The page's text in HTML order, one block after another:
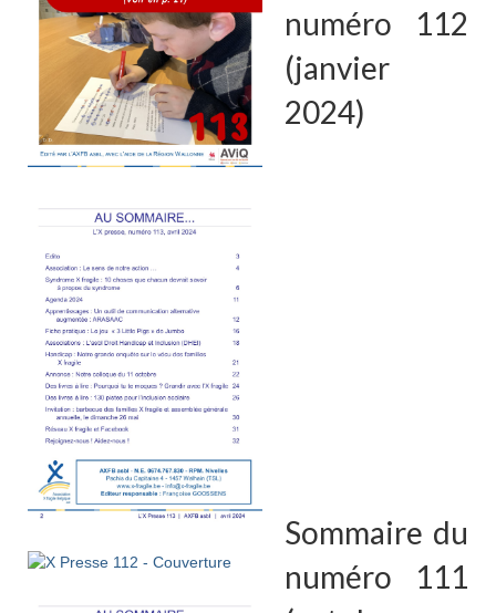
numéro 112
(janvier
2024)
Sommaire du
numéro 111